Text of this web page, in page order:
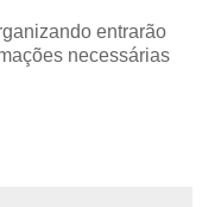
entrarão
necessárias